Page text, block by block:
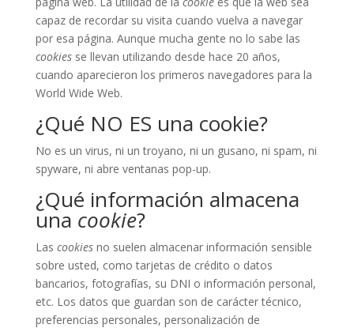
capaz de recordar su visita cuando vuelva a navegar
por esa página. Aunque mucha gente no lo sabe las
cookiesse llevan utilizando desde hace 20 años,
cuando aparecieron los primeros navegadores para la
World Wide Web.
¿Qué NO ES una cookie?
No es un virus, ni un troyano, ni un gusano, ni spam, ni
spyware, ni abre ventanas pop-up.
¿Qué información almacena
una cookie?
Las cookiesno suelen almacenar información sensible
sobre usted, como tarjetas de crédito o datos
bancarios, fotografías, su DNI o información personal,
etc. Los datos que guardan son de carácter técnico,
preferencias personales, personalización de